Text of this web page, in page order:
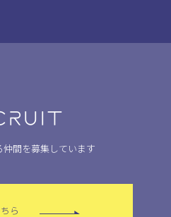
間を募集しています
ら